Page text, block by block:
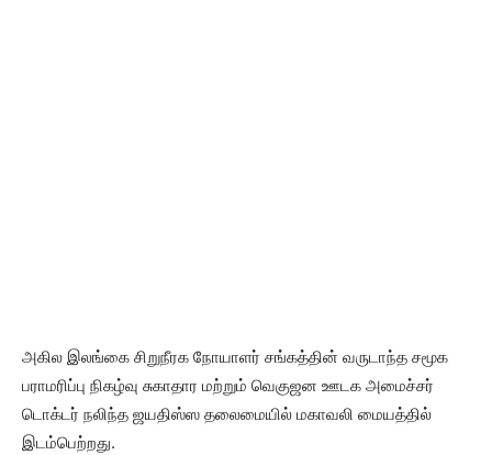
அகில இலங்கை சிறுநீரக நோயாளர் சங்கத்தின் வருடாந்த சமூக
பராமரிப்பு நிகழ்வு சுகாதார மற்றும் வெகுஜன ஊடக அமைச்சர்
டொக்டர் நலிந்த ஜயதிஸ்ஸ தலைமையில் மகாவலி மையத்தில்
இடம்பெற்றது.